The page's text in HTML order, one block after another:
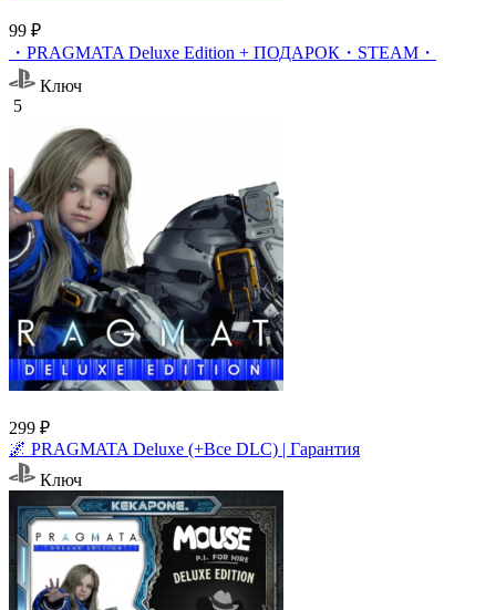
99 ₽
・PRAGMATA Deluxe Edition + ПОДАРОК・STEAM・
Ключ
5
299 ₽
🌌 PRAGMATA Deluxe (+Все DLC) | Гарантия
Ключ